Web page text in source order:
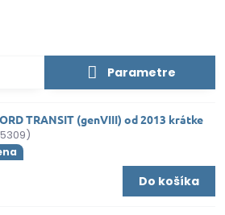
Parametre
TRANSIT (genVIII) od 2013 krátke
Do košíka